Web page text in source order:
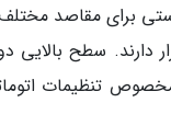
بر این، 4 دایل دستی
دارند. سطح